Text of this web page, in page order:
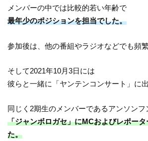
メンバーの中では比較的若い年齢で
最年少のポジションを担当でした。
参加後は、他の番組やラジオなどでも頻繁
そして2021年10月3日には
彼らと一緒に「ヤンテンコンサート」に
同じく2期生のメンバーであるアンソンフ
「ジャンボロガセ」にMCおよびレポー
た。